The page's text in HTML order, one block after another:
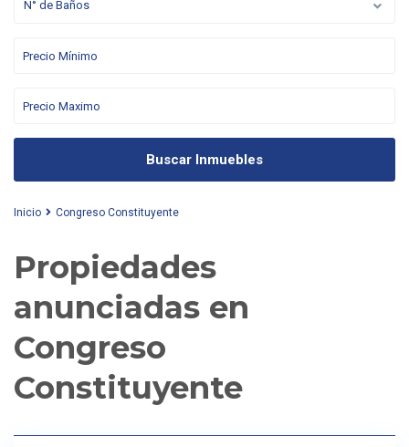
N° de Baños
Buscar Inmuebles
Inicio Congreso Constituyente
Propiedades
anunciadas en
Congreso
Constituyente